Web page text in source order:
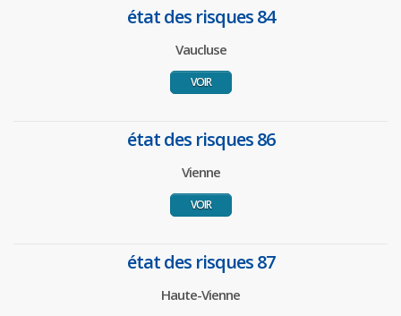
état des risques 84
Vaucluse
VOIR
état des risques 86
Vienne
VOIR
état des risques 87
Haute-Vienne